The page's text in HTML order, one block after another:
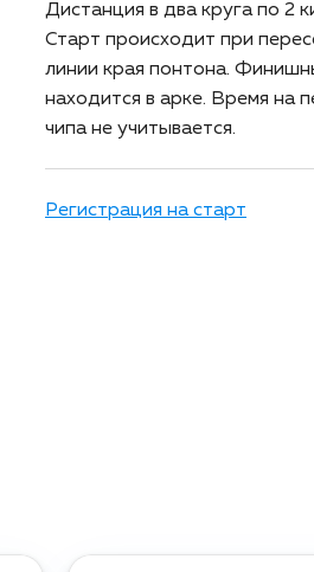
Дистанция в два круга по 2
Старт происходит при
линии края понтона.
находится в арке. Время на
чипа не учитывается.
Регистрация на старт